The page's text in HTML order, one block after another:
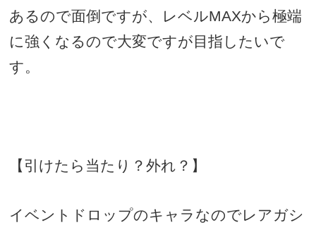
あるので面倒ですが、レベルMAXから極端
に強くなるので大変ですが目指したいで
す。
【引けたら当たり？外れ？】
イベントドロップのキャラなのでレアガシ